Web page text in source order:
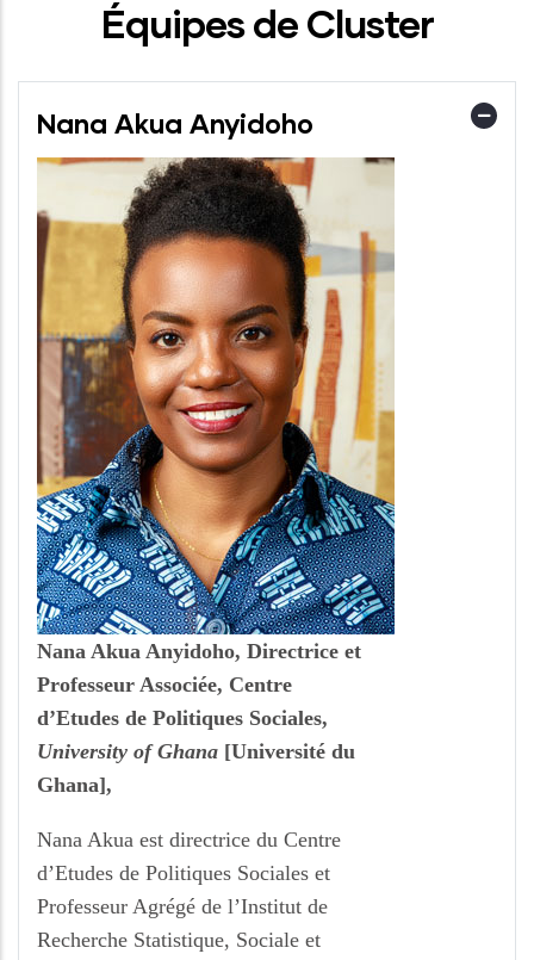
Équipes de Cluster
Nana Akua Anyidoho
Nana Akua Anyidoho, Directrice et
Professeur Associée, Centre
d’Etudes de Politiques Sociales,
University of Ghana [Université du
Ghana],
Nana Akua est directrice du Centre
d’Etudes de Politiques Sociales et
Professeur Agrégé de l’Institut de
Recherche Statistique, Sociale et